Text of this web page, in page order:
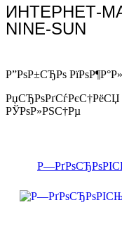
ИНТЕРНЕТ-
NINE-SUN
Р”РѕР±СЂРѕ
РџСЂРѕРґСѓРєС†РёСЏ
РЎРѕР»РЅС†Рµ